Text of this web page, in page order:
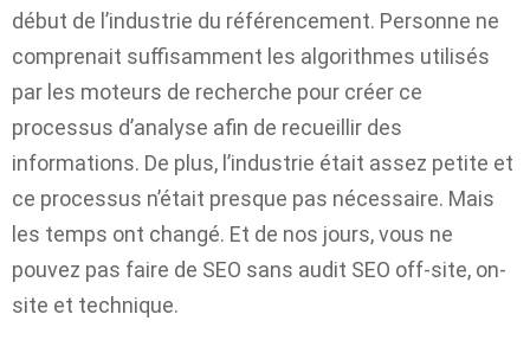
début de l’industrie du référencement. Personne ne
comprenait suffisamment les algorithmes utilisés
par les moteurs de recherche pour créer ce
processus d’analyse afin de recueillir des
informations. De plus, l’industrie était assez petite et
ce processus n’était presque pas nécessaire. Mais
les temps ont changé. Et de nos jours, vous ne
pouvez pas faire de SEO sans audit SEO off-site, on-
site et technique.